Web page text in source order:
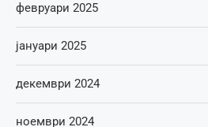
февруари 2025
јануари 2025
декември 2024
ноември 2024